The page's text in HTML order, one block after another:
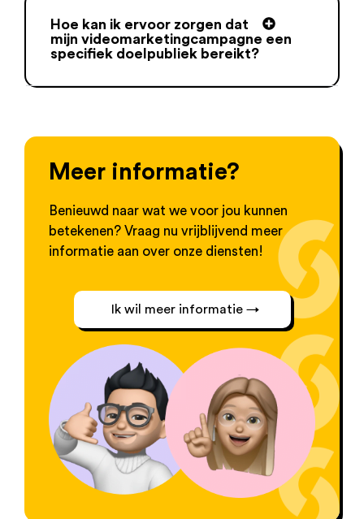
Hoe kan ik ervoor zorgen dat
mijn videomarketingcampagne een
specifiek doelpubliek bereikt?
Meer informatie?
Benieuwd naar wat we voor jou kunnen
betekenen? Vraag nu vrijblijvend meer
informatie aan over onze diensten!
Ik wil meer informatie →